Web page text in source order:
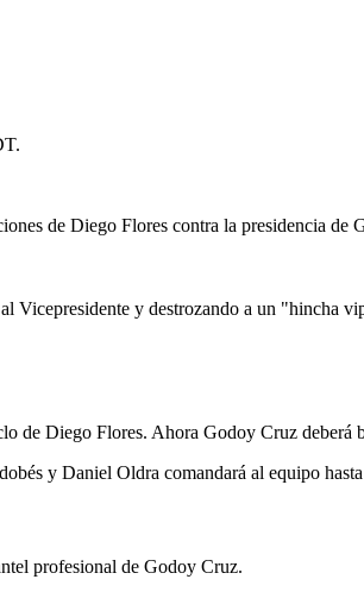
de Diego Flores contra la presidencia
Vicepresidente y destrozando a un "hincha
de Diego Flores. Ahora Godoy Cruz deberá
y Daniel Oldra comandará al equipo
profesional de Godoy Cruz.